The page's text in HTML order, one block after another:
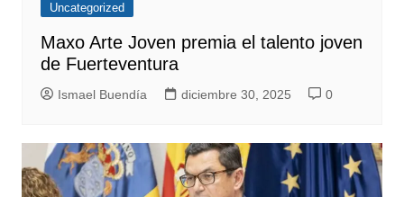
Uncategorized
Maxo Arte Joven premia el talento joven
de Fuerteventura
Ismael Buendía diciembre 30, 2025 0